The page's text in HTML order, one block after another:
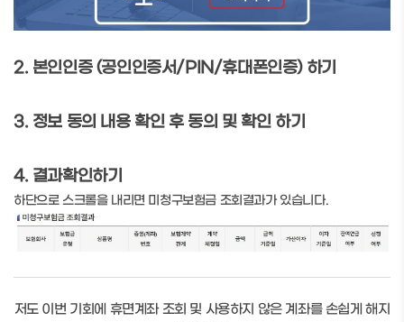
2. 본인인증 (공인인증서/PIN/휴대폰인증) 하기
3. 정보 동의 내용 확인 후 동의 및 확인 하기
4. 결과확인하기
하단으로 스크롤을 내리면 미청구보험금 조회결과가 있습니다.
저도 이번 기회에 휴면계좌 조회 및 사용하지 않은 계좌를 손쉽게 해지